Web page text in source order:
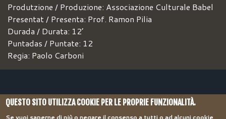
Produtzione / Produzione: Associazione Culturale Babel
Presentat / Presenta: Prof. Ramon Pilia
Durada / Durata: 12’
Puntadas / Puntate: 12
Regia: Paolo Carboni
QUESTO SITO UTILIZZA COOKIE PER LE PROPRIE FUNZIONALITÀ.
Se vuoi saperne di più o negare il consenso a tutti o ad alcuni cookie